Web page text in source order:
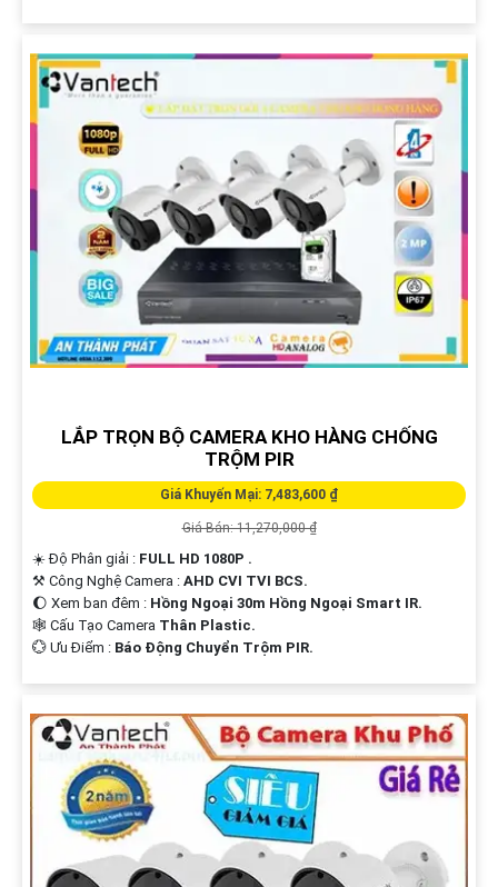
LẮP TRỌN BỘ CAMERA KHO HÀNG CHỐNG
TRỘM PIR
Giá Khuyến Mại: 7,483,600 ₫
Giá Bán: 11,270,000 ₫
☀️ Độ Phân giải : FULL HD 1080P .
⚒ Công Nghệ Camera : AHD CVI TVI BCS.
🌔 Xem ban đêm : Hồng Ngoại 30m Hồng Ngoại Smart IR.
🕸️ Cấu Tạo Camera Thân Plastic.
️💮 Ưu Điểm : Báo Động Chuyển Trộm PIR.